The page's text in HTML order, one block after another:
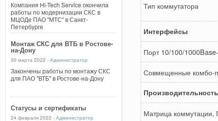
Компания Hi-Tech Service окончила
работы по модернизации СКС в
МЦОДе ПАО "МТС" в Санкт-
Петербурге
Монтаж СКС для ВТБ в Ростове-
на-Дону
30 марта 2022 - Администратор
Закончены работы по монтажу СКС
для ПАО "ВТБ" в Ростове-на-Дону
Статусы и сертификаты
24 февраля 2022 - Администратор
Тип коммутатора
Интерфейсы
Порт 10/100/
Совмещенные комбо-
Производительность
Матрица коммутации,